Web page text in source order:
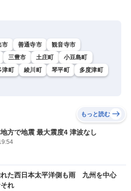
市 善通寺市
観音寺市
三豊市 土庄町
小豆島町
津町 綾川町 琴平町
多度津町
もっと読む
方で地震 最大震度4 津波なし
れた西日本太平洋側も雨 九州を中心
れ